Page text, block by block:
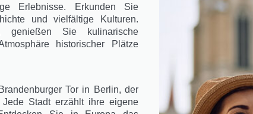
Erlebnisse. Erkunden Sie
und vielfältige Kulturen.
genießen Sie kulinarische
historischer Plätze
Tor in Berlin, der
Stadt erzählt ihre eigene